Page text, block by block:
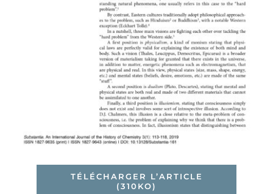
TÉLÉCHARGER L’ARTICLE
(310KO)